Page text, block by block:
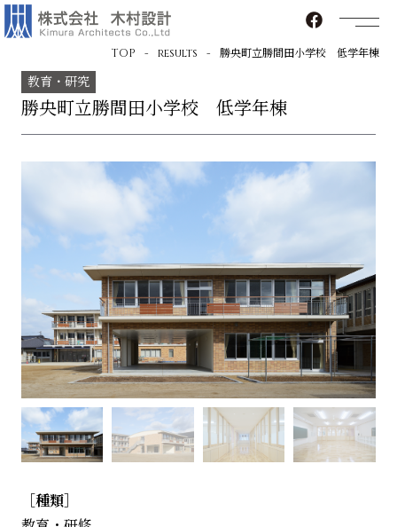
TOP results 勝央町立勝間田小学校 低学年棟
教育・研究
勝央町立勝間田小学校 低学年棟
［種類］